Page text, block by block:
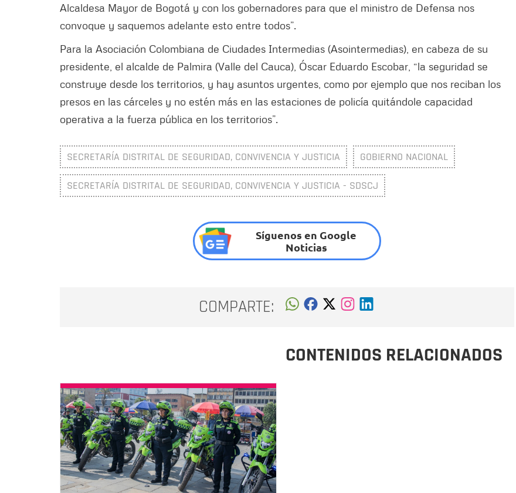
Alcaldesa Mayor de Bogotá y con los gobernadores para que el ministro de Defensa nos
convoque y saquemos adelante esto entre todos”.
Para la Asociación Colombiana de Ciudades Intermedias (Asointermedias), en cabeza de su
presidente, el alcalde de Palmira (Valle del Cauca), Óscar Eduardo Escobar, “la seguridad se
construye desde los territorios, y hay asuntos urgentes, como por ejemplo que nos reciban los
presos en las cárceles y no estén más en las estaciones de policía quitándole capacidad
operativa a la fuerza pública en los territorios”.
SECRETARÍA DISTRITAL DE SEGURIDAD, CONVIVENCIA Y JUSTICIA GOBIERNO NACIONAL
SECRETARÍA DISTRITAL DE SEGURIDAD, CONVIVENCIA Y JUSTICIA - SDSCJ
Síguenos en Google
Noticias
COMPARTE:
CONTENIDOS RELACIONADOS